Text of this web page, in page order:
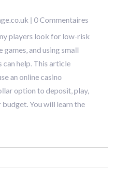
| 0 Commentaires
players look for low-risk
and using small
can help. This article
an online casino
option to deposit, play,
budget. You will learn the